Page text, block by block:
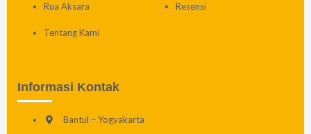
Rua Aksara Resensi
Tentang Kami
Informasi Kontak
Bantul – Yogyakarta